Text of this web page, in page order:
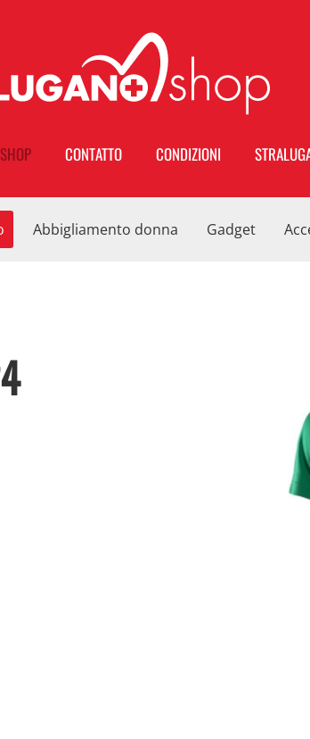
SHOP CONTATTO CONDIZIONI
Abbigliamento donna Gadget